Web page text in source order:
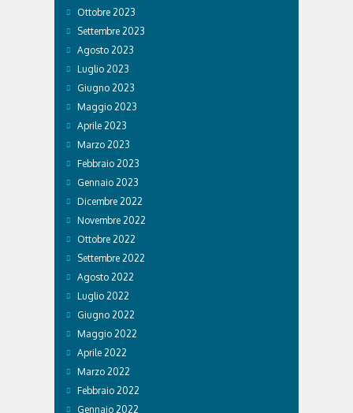
Ottobre 2023
Settembre 2023
Agosto 2023
Luglio 2023
Giugno 2023
Maggio 2023
Aprile 2023
Marzo 2023
Febbraio 2023
Gennaio 2023
Dicembre 2022
Novembre 2022
Ottobre 2022
Settembre 2022
Agosto 2022
Luglio 2022
Giugno 2022
Maggio 2022
Aprile 2022
Marzo 2022
Febbraio 2022
Gennaio 2022